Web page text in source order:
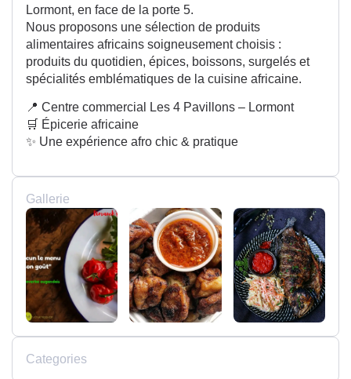
Lormont, en face de la porte 5.
Nous proposons une sélection de produits
alimentaires africains soigneusement choisis :
produits du quotidien, épices, boissons, surgelés et
spécialités emblématiques de la cuisine africaine.
📍 Centre commercial Les 4 Pavillons – Lormont
🛒 Épicerie africaine
✨ Une expérience afro chic & pratique
Gallerie
Categories